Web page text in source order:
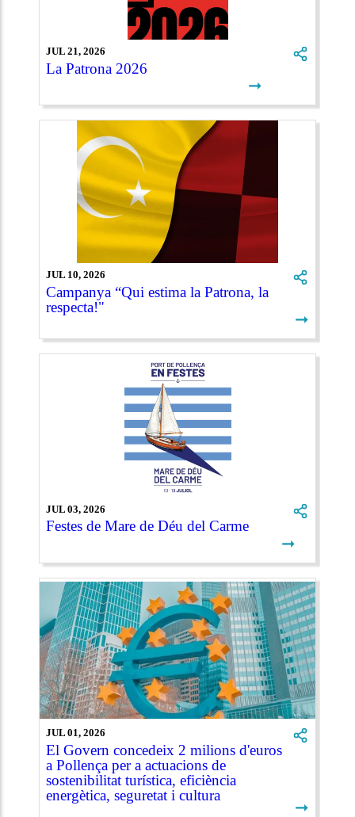
JUL 21, 2026
La Patrona 2026
➞
JUL 10, 2026
Campanya “Qui estima la Patrona, la
respecta!"
➞
JUL 03, 2026
Festes de Mare de Déu del Carme
➞
JUL 01, 2026
El Govern concedeix 2 milions d'euros
a Pollença per a actuacions de
sostenibilitat turística, eficiència
energètica, seguretat i cultura
➞